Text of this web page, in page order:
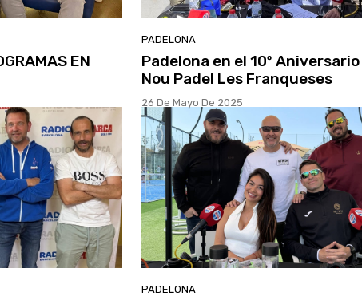
EN
PADELONA
Padelona en el 10º
Nou Padel Les Franqueses
26 De Mayo De 2025
PADELONA